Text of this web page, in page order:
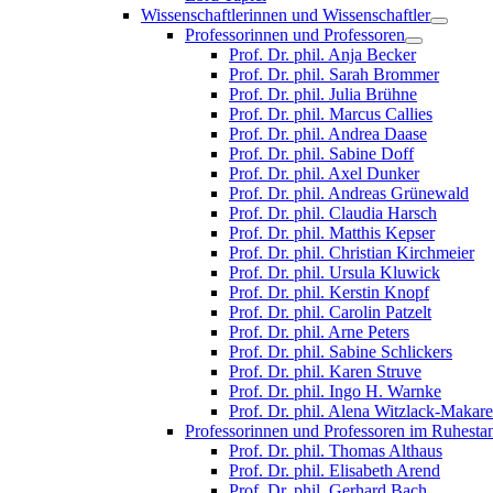
Wissenschaftlerinnen und Wissenschaftler
Professorinnen und Professoren
Prof. Dr. phil. Anja Becker
Prof. Dr. phil. Sarah Brommer
Prof. Dr. phil. Julia Brühne
Prof. Dr. phil. Marcus Callies
Prof. Dr. phil. Andrea Daase
Prof. Dr. phil. Sabine Doff
Prof. Dr. phil. Axel Dunker
Prof. Dr. phil. Andreas Grünewald
Prof. Dr. phil. Claudia Harsch
Prof. Dr. phil. Matthis Kepser
Prof. Dr. phil. Christian Kirchmeier
Prof. Dr. phil. Ursula Kluwick
Prof. Dr. phil. Kerstin Knopf
Prof. Dr. phil. Carolin Patzelt
Prof. Dr. phil. Arne Peters
Prof. Dr. phil. Sabine Schlickers
Prof. Dr. phil. Karen Struve
Prof. Dr. phil. Ingo H. Warnke
Prof. Dr. phil. Alena Witzlack-
Professorinnen und Professoren im
Prof. Dr. phil. Thomas Althaus
Prof. Dr. phil. Elisabeth Arend